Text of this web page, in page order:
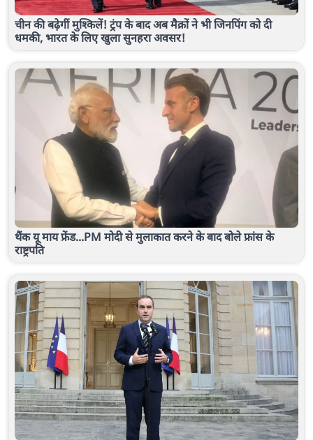
चीन की बढ़ेगीं मुश्किलें! ट्रंप के बाद अब मैक्रों ने भी जिनपिंग को दी
धमकी, भारत के लिए खुला सुनहरा अवसर!
थैंक यू माय फ्रेंड...PM मोदी से मुलाकात करने के बाद बोले फ्रांस के
राष्ट्रपति